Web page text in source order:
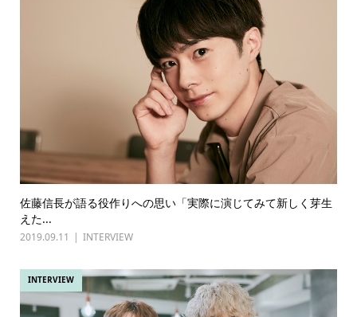
佐藤信長が語る役作りへの思い「実際に演じてみて新しく芽生
えた...
2019.09.11 INTERVIEW
INTERVIEW